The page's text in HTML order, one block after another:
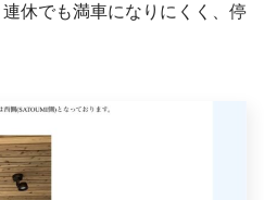
休でも満車になりにくく、停